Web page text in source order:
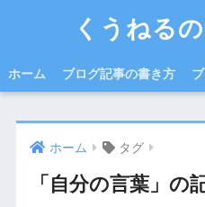
くうねる
ホーム ブログ記事の書き方
ホーム タグ
「自分の言葉」の